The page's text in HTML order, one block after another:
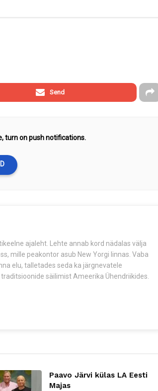
Send
turn on push notifications.
ajaleht. Lehte annab kord nädalas välja
mille peakontor asub New Yorgi linnas. Vaba
elu, talletades seda ka järgnevatele
säilimist Ameerika Ühendriikides.
Paavo Järvi külas LA Eesti
Majas